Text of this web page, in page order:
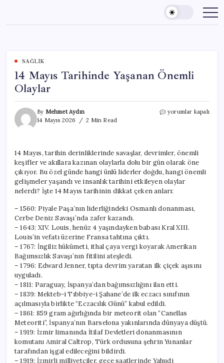
content
SAĞLIK
14 Mayıs Tarihinde Yaşanan Önemli
Olaylar
By Mehmet Aydın
14 Mayıs 2026
2 Min Read
14
Olaylar
için
yorumlar kapalı
14 Mayıs, tarihin derinliklerinde savaşlar, devrimler, önemli
keşifler ve akıllara kazınan olaylarla dolu bir gün olarak öne
çıkıyor. Bu özel günde hangi ünlü liderler doğdu, hangi önemli
gelişmeler yaşandı ve insanlık tarihini etkileyen olaylar
nelerdi? İşte 14 Mayıs tarihinin dikkat çeken anları:
– 1560: Piyale Paşa’nın liderliğindeki Osmanlı donanması,
Cerbe Deniz Savaşı’nda zafer kazandı.
– 1643: XIV. Louis, henüz 4 yaşındayken babası Kral XIII.
Louis’in vefatı üzerine Fransa tahtına çıktı.
– 1767: İngiliz hükümeti, ithal çaya vergi koyarak Amerikan
Bağımsızlık Savaşı’nın fitilini ateşledi.
– 1796: Edward Jenner, tıpta devrim yaratan ilk çiçek aşısını
uyguladı.
– 1811: Paraguay, İspanya’dan bağımsızlığını ilan etti.
– 1839: Mekteb-i Tıbbiye-i Şahane’de ilk eczacı sınıfının
açılmasıyla birlikte “Eczacılık Günü” kabul edildi.
– 1861: 859 gram ağırlığında bir meteorit olan “Canellas
Meteoriti”, İspanya’nın Barselona yakınlarında dünyaya düştü.
– 1919: İzmir limanında İtilaf Devletleri donanmasının
komutanı Amiral Caltrop, Türk ordusuna şehrin Yunanlar
tarafından işgal edileceğini bildirdi.
– 1919: İzmirli milliyetçiler, gece saatlerinde Yahudi